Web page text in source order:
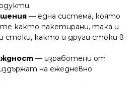
— една система, която
както пакетирани, така и
стоки, както и други стоки в
— изработени от
на ежедневно